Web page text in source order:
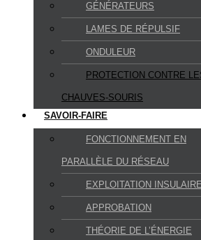
GÉNÉRATEURS
LAMES DE RÉPULSIF
ONDULEUR
PROTECTION CONTRE
CHAUVES-SOURIS
SAVOIR-FAIRE
FONCTIONNEMENT EN
PARALLÈLE DU RÉSEAU
EXPLOITATION INSULAIRE
APPROBATION
THÉORIE DE L’ÉNERGIE